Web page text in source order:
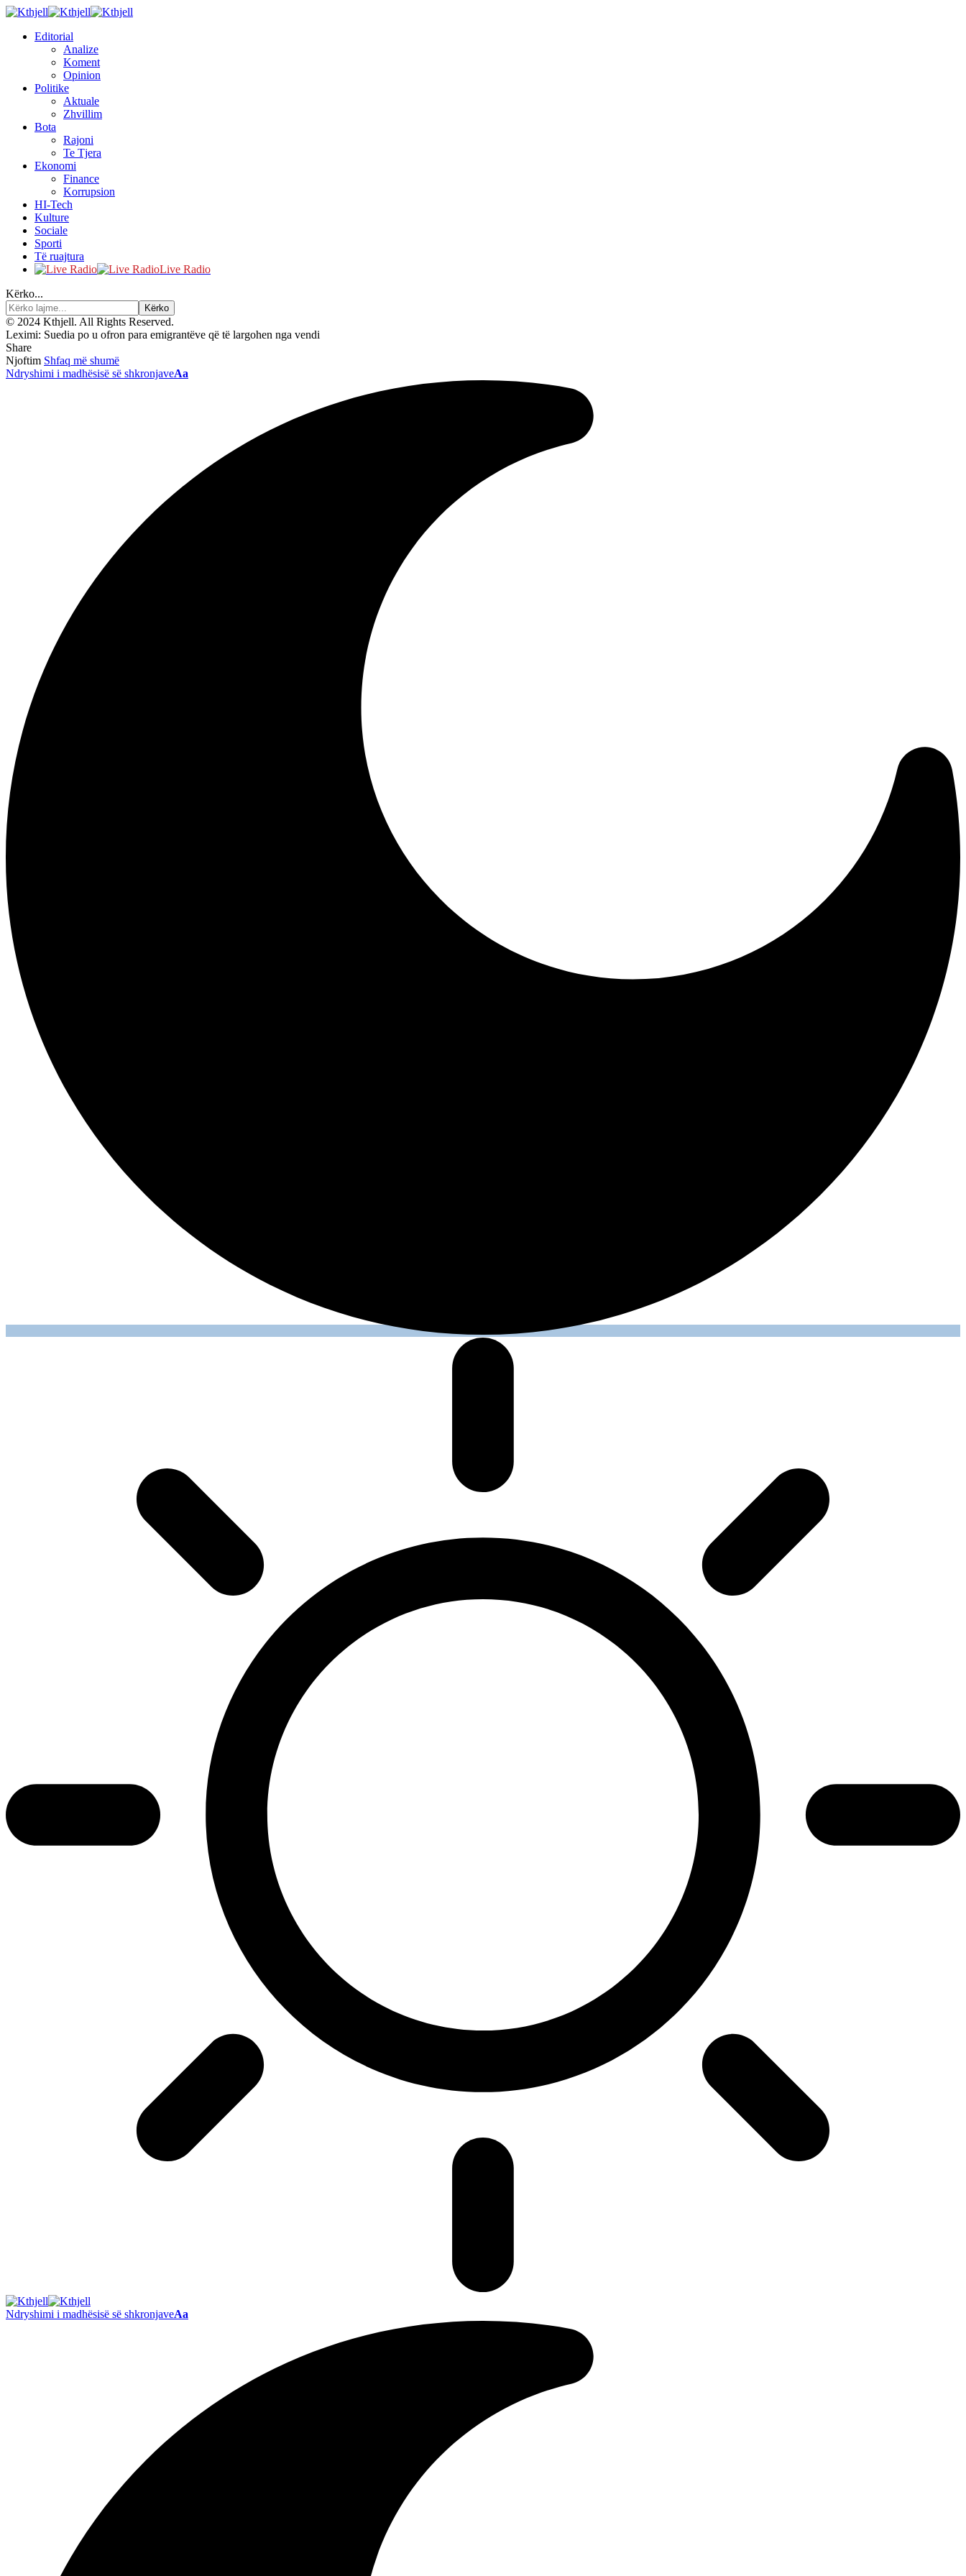
Editorial
Analize
Koment
Opinion
Politike
Aktuale
Zhvillim
Bota
Rajoni
Te Tjera
Ekonomi
Finance
Korrupsion
HI-Tech
Kulture
Sociale
Sporti
Të ruajtura
Live Radio
Kërko...
© 2024 Kthjell. All Rights Reserved.
Leximi: Suedia po u ofron para emigrantëve që të largohen nga vendi
Share
Njoftim Shfaq më shumë
Ndryshimi i madhësisë së shkronjaveAa
Ndryshimi i madhësisë së shkronjaveAa